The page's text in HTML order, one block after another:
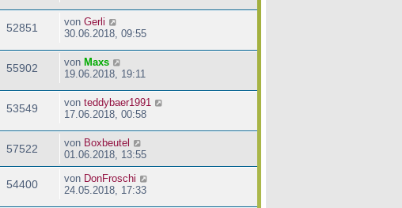
52851 von Gerli
30.06.2018, 09:55
55902 von Maxs
19.06.2018, 19:11
53549 von teddybaer1991
17.06.2018, 00:58
57522 von Boxbeutel
01.06.2018, 13:55
54400 von DonFroschi
24.05.2018, 17:33